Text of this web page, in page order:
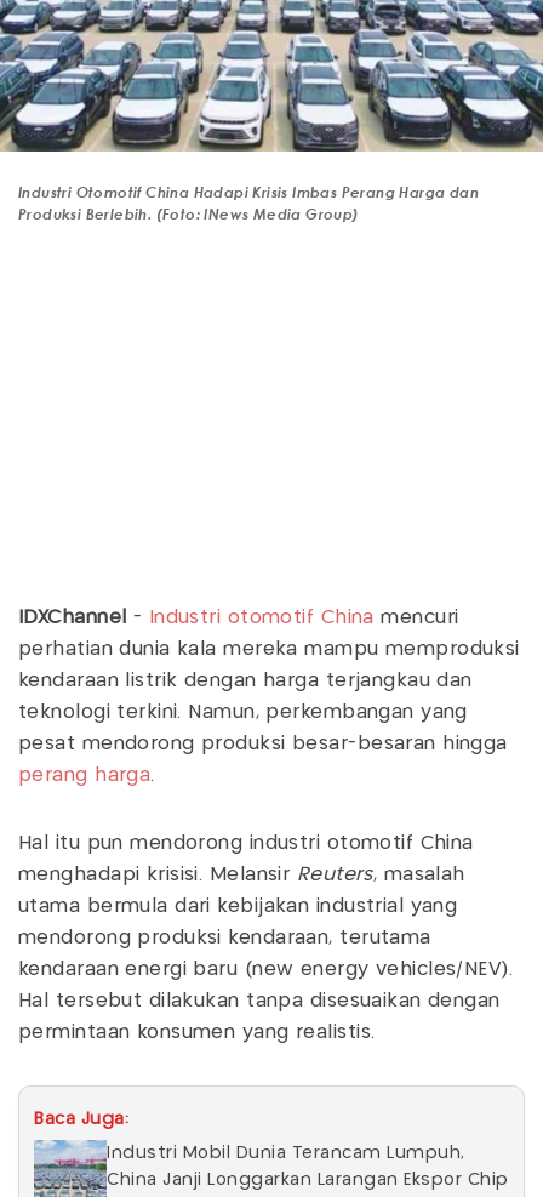
Industri Otomotif China Hadapi Krisis Imbas Perang Harga dan
Produksi Berlebih. (Foto: INews Media Group)
IDXChannel - Industri otomotif China mencuri
perhatian dunia kala mereka mampu memproduksi
kendaraan listrik dengan harga terjangkau dan
teknologi terkini. Namun, perkembangan yang
pesat mendorong produksi besar-besaran hingga
perang harga.
Hal itu pun mendorong industri otomotif China
menghadapi krisisi. Melansir Reuters, masalah
utama bermula dari kebijakan industrial yang
mendorong produksi kendaraan, terutama
kendaraan energi baru (new energy vehicles/NEV).
Hal tersebut dilakukan tanpa disesuaikan dengan
permintaan konsumen yang realistis.
Baca Juga:
Industri Mobil Dunia Terancam Lumpuh,
China Janji Longgarkan Larangan Ekspor Chip